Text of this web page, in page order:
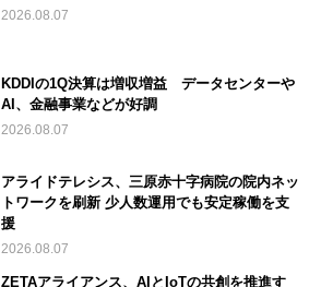
2026.08.07
KDDIの1Q決算は増収増益 データセンターや
AI、金融事業などが好調
2026.08.07
アライドテレシス、三原赤十字病院の院内ネッ
トワークを刷新 少人数運用でも安定稼働を支
援
2026.08.07
ZETAアライアンス、AIとIoTの共創を推進す